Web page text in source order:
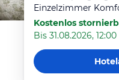
Einzelzimmer
Kostenlos
Bis 31.08.2026, 12:00